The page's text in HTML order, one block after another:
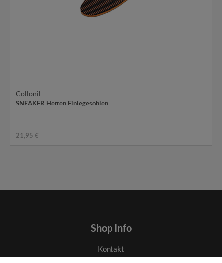
Collonil
SNEAKER Herren Einlegesohlen
21,95 €
Shop Info
Kontakt